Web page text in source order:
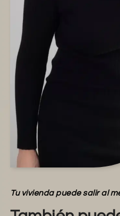
Tu vivienda puede salir al